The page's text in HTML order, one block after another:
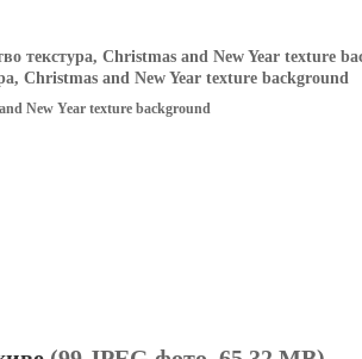
текстура, Christmas and New Year texture
Christmas and New Year texture background
New Year texture background